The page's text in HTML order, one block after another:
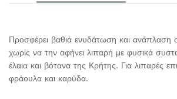
Προσφέρει βαθιά ενυδάτωση και ανάπλαση
χωρίς να την αφήνει λιπαρή με φυσικά
έλαια και βότανα της Κρήτης. Για λιπαρές
φράουλα και καρύδα.